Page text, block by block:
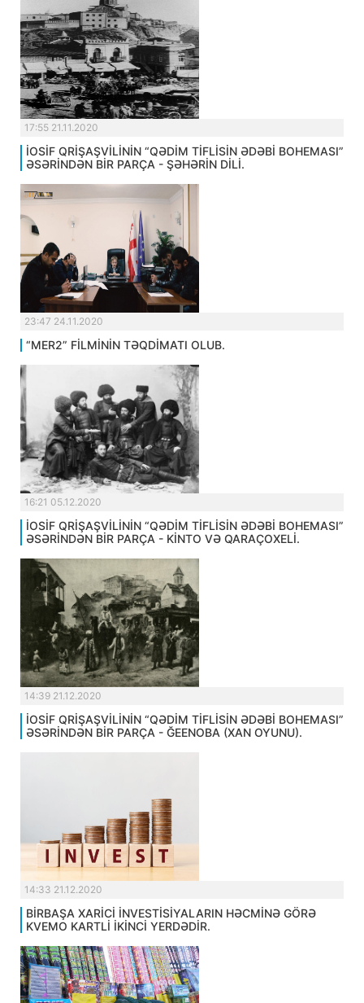
17:55 21.11.2020
İOSİF QRİŞAŞVİLİNİN “QƏDİM TİFLİSİN ƏDƏBİ BOHEMASI”
ƏSƏRİNDƏN BİR PARÇA - ŞƏHƏRİN DİLİ.
23:47 24.11.2020
“MER2” FİLMİNİN TƏQDİMATI OLUB.
16:21 05.12.2020
İOSİF QRİŞAŞVİLİNİN “QƏDİM TİFLİSİN ƏDƏBİ BOHEMASI”
ƏSƏRİNDƏN BİR PARÇA - KİNTO VƏ QARAÇOXELİ.
14:39 21.12.2020
İOSİF QRİŞAŞVİLİNİN “QƏDİM TİFLİSİN ƏDƏBİ BOHEMASI”
ƏSƏRİNDƏN BİR PARÇA - ĞEENOBA (XAN OYUNU).
14:33 21.12.2020
BİRBAŞA XARİCİ İNVESTİSİYALARIN HƏCMİNƏ GÖRƏ
KVEMO KARTLİ İKİNCİ YERDƏDİR.